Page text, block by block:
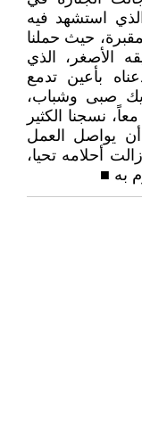
استشهد فيه
حيث حملنا
الأصغر، الذي
بأعين تدمع
صبى وشباب،
نسجنا الكثير
أن يواصل العمل
أحلامه تحيا،
به ■